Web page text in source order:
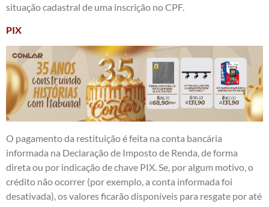
situação cadastral de uma inscrição no CPF.
PIX
O pagamento da restituição é feita na conta bancária
informada na Declaração de Imposto de Renda, de forma
direta ou por indicação de chave PIX. Se, por algum motivo, o
crédito não ocorrer (por exemplo, a conta informada foi
desativada), os valores ficarão disponíveis para resgate por até